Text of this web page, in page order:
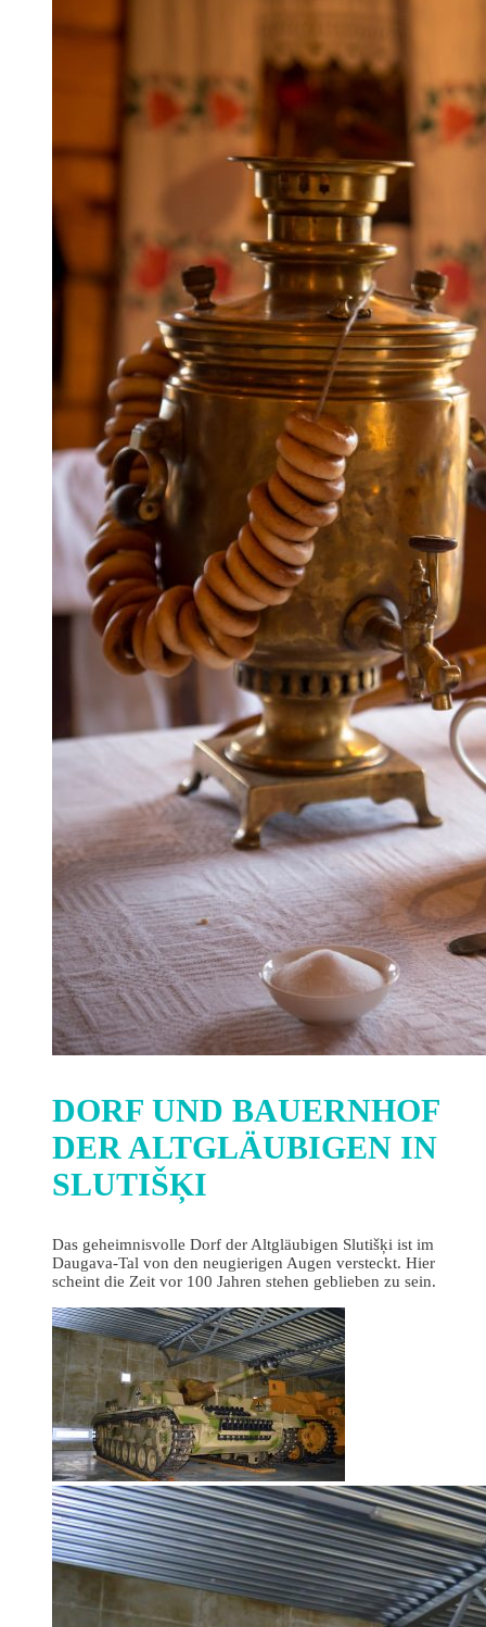
DORF UND BAUERNHOF
DER ALTGLÄUBIGEN IN
SLUTIŠĶI
Das geheimnisvolle Dorf der Altgläubigen Slutišķi ist im
Daugava-Tal von den neugierigen Augen versteckt. Hier
scheint die Zeit vor 100 Jahren stehen geblieben zu sein.